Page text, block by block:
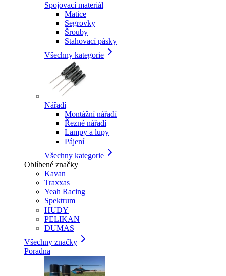
Spojovací materiál
Matice
Segrovky
Šrouby
Stahovací pásky
Všechny kategorie
Nářadí
Montážní nářadí
Řezné nářadí
Lampy a lupy
Pájení
Všechny kategorie
Oblíbené značky
Kavan
Traxxas
Yeah Racing
Spektrum
HUDY
PELIKAN
DUMAS
Všechny značky
Poradna